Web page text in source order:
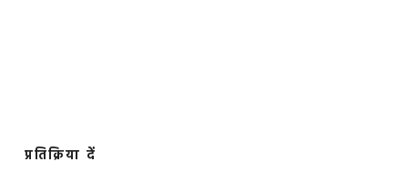
प्रतिक्रिया दें